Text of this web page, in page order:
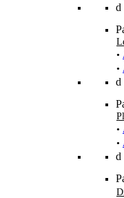
d
•
•
d
•
•
d